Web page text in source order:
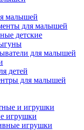
малышей
для малышей
детские
для малышей
детей
для малышей
и игрушки
игрушки
игрушки